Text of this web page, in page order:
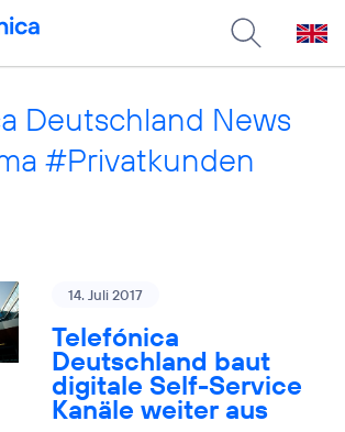
Deutschland News
#Privatkunden
14. Juli 2017
Telefónica
Deutschland baut
digitale Self-Service
Kanäle weiter aus